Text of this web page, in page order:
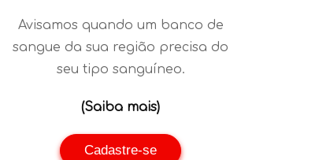
Avisamos quando um banco de
sangue da sua região precisa do
seu tipo sanguíneo.
(Saiba mais)
Cadastre-se